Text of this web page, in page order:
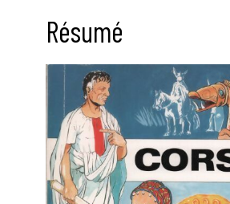
Résumé